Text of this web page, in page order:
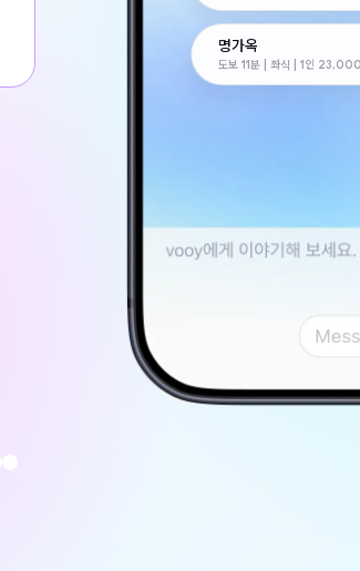
명가옥
도보 11분 | 좌식 | 1인
1
스 2
케이스 3
스케이스 4